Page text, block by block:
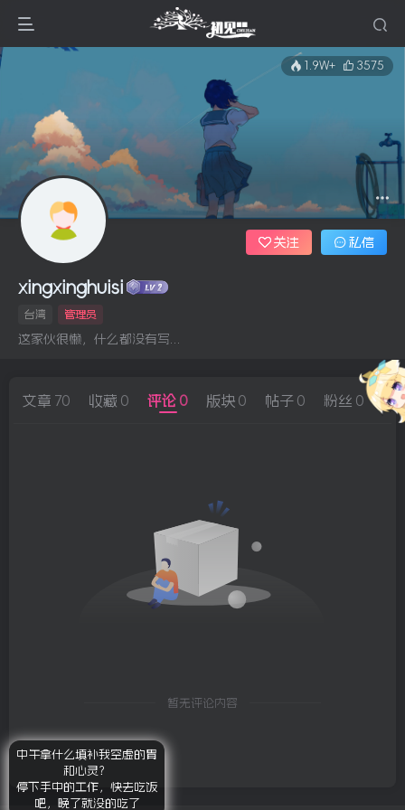
1.9W+ 3575
xingxinghuisi
台湾 管理员
这家伙很懒，什么都没有写...
关注 私信
文章 70 收藏 0 评论 0 版块 0 帖子 0 粉丝 0
暂无评论内容
中午拿什么填补我空虚的胃
和心灵？
停下手中的工作，快去吃饭
吧，晚了就没的吃了